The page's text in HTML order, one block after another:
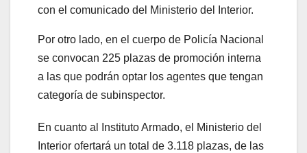
con el comunicado del Ministerio del Interior.
Por otro lado, en el cuerpo de Policía Nacional
se convocan 225 plazas de promoción interna
a las que podrán optar los agentes que tengan
categoría de subinspector.
En cuanto al Instituto Armado, el Ministerio del
Interior ofertará un total de 3.118 plazas, de las